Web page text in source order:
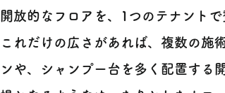
開放的なフロアを、1つのテナント
これだけの広さがあれば、複数の施
ンや、シャンプー台を多く配置する